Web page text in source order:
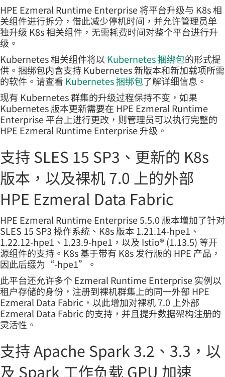
HPE Ezmeral Runtime Enterprise 将平台升级与 K8s 相
关组件进行拆分，借此减少停机时间，并允许管理员单
独升级 K8s 相关组件，无需耗费时间对整个平台进行升
级。
Kubernetes 相关组件将以 Kubernetes 捆绑包的形式提
供。捆绑包内含支持 Kubernetes 新版本和新加载项所需
的软件。请查看 Kubernetes 捆绑包了解详细信息。
现有 Kubernetes 群集的升级过程保持不变，如果
Kubernetes 版本更新需要在 HPE Ezmeral Runtime
Enterprise 平台上进行更改，则管理员可以执行完整的
HPE Ezmeral Runtime Enterprise 升级。
支持 SLES 15 SP3、更新的 K8s
版本，以及裸机 7.0 上的外部
HPE Ezmeral Data Fabric
HPE Ezmeral Runtime Enterprise 5.5.0 版本增加了针对
SLES 15 SP3 操作系统、K8s 版本 1.21.14-hpe1、
1.22.12-hpe1、1.23.9-hpe1，以及 Istio® (1.13.5) 等开
源组件的支持。K8s 基于带有 K8s 发行版的 HPE 产品，
因此后缀为“-hpe1”。
此平台还允许多个 Ezmeral Runtime Enterprise 实例以
租户存储的身份，注册到裸机群集上的同一外部 HPE
Ezmeral Data Fabric，以此增加对裸机 7.0 上外部
Ezmeral Data Fabric 的支持，并且提升数据架构注册的
灵活性。
支持 Apache Spark 3.2、3.3，以
及 Spark 工作负载 GPU 加速